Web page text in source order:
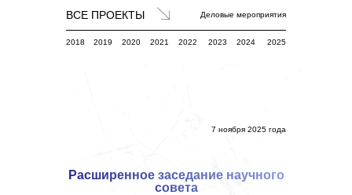
Деловые мероприятия
2018 2019 2020 2021 2022 2023
ВСЕ ПРОЕКТЫ
2024 2025
Расширенное заседание научного
совета
7 ноября 2025 года